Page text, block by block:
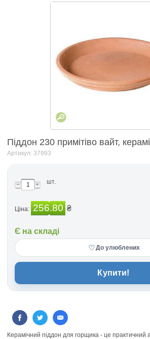
Піддон 230 примітіво вайт,
Артикул: 37993
шт.
Ціна: 256.80 ₴
Є на складі
♡До улюблених
Купити!
Керамічний піддон для горщика - це практичний